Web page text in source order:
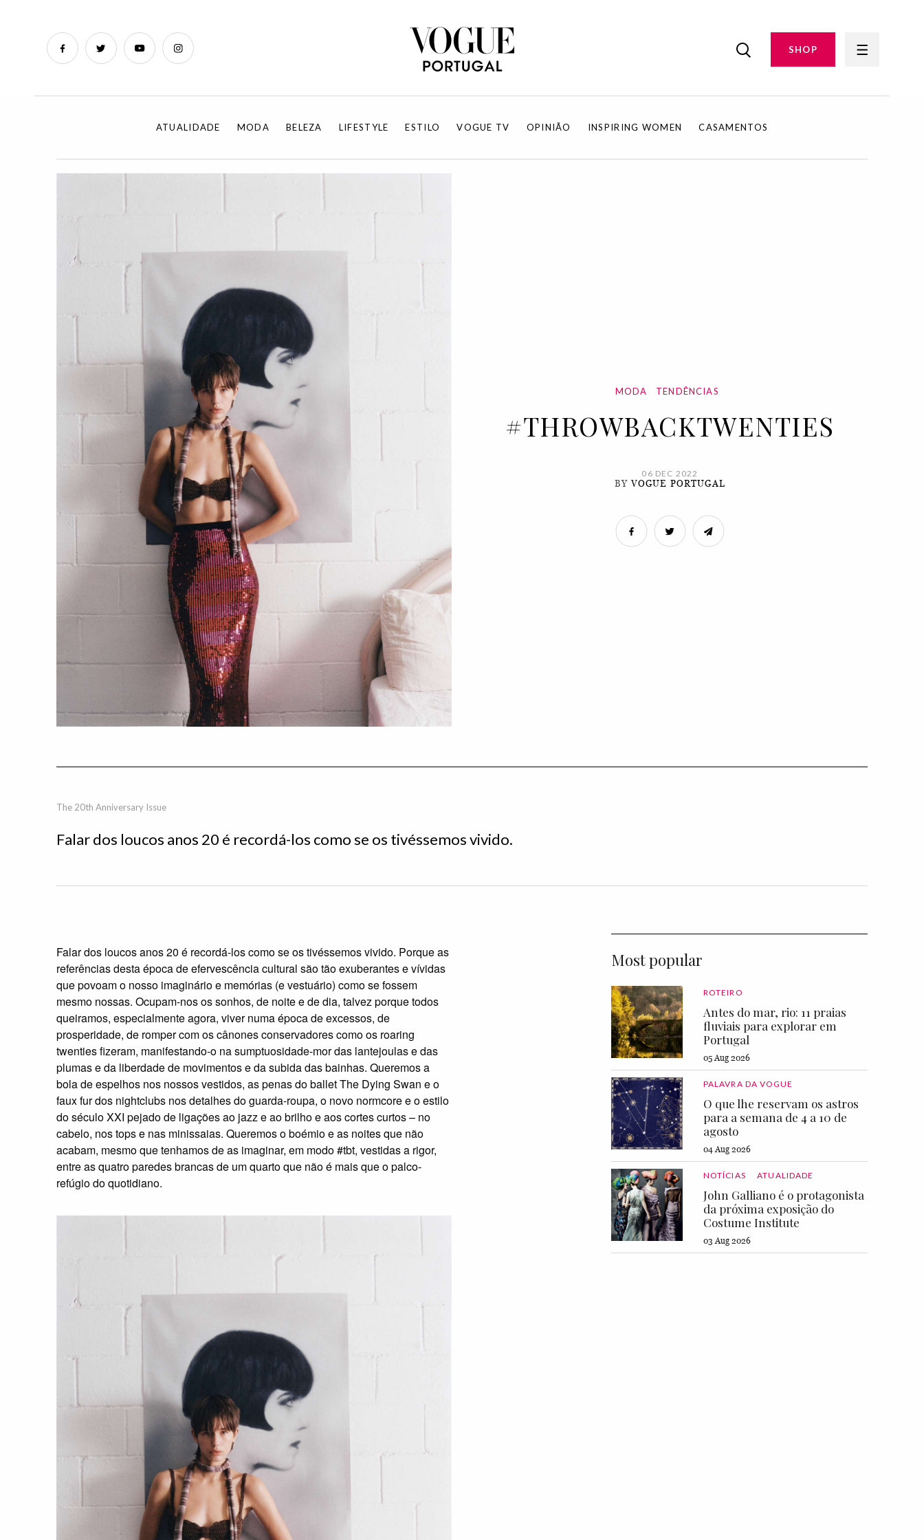
SHOP
ATUALIDADE MODA BELEZA LIFESTYLE ESTILO VOGUE TV OPINIÃO INSPIRING WOMEN CASAMENTOS
MODA TENDÊNCIAS
#THROWBACKTWENTIES
06 DEC 2022
BYVOGUE PORTUGAL
The 20th Anniversary Issue
Falar dos loucos anos 20 é recordá-los como se os tivéssemos vivido.
Falar dos loucos anos 20 é recordá-los como se os tivéssemos vivido. Porque as
referências desta época de efervescência cultural são tão exuberantes e vívidas
que povoam o nosso imaginário e memórias (e vestuário) como se fossem
mesmo nossas. Ocupam-nos os sonhos, de noite e de dia, talvez porque todos
queiramos, especialmente agora, viver numa época de excessos, de
prosperidade, de romper com os cânones conservadores como os roaring
twenties fizeram, manifestando-o na sumptuosidade-mor das lantejoulas e das
plumas e da liberdade de movimentos e da subida das bainhas. Queremos a
bola de espelhos nos nossos vestidos, as penas do ballet The Dying Swan e o
faux fur dos nightclubs nos detalhes do guarda-roupa, o novo normcore e o estilo
do século XXI pejado de ligações ao jazz e ao brilho e aos cortes curtos – no
cabelo, nos tops e nas minissaias. Queremos o boémio e as noites que não
acabam, mesmo que tenhamos de as imaginar, em modo #tbt, vestidas a rigor,
entre as quatro paredes brancas de um quarto que não é mais que o palco-
refúgio do quotidiano.
Most popular
ROTEIRO
Antes do mar, rio: 11 praias
fluviais para explorar em
Portugal
05 Aug 2026
PALAVRA DA VOGUE
O que lhe reservam os astros
para a semana de 4 a 10 de
agosto
04 Aug 2026
NOTÍCIAS ATUALIDADE
John Galliano é o protagonista
da próxima exposição do
Costume Institute
03 Aug 2026